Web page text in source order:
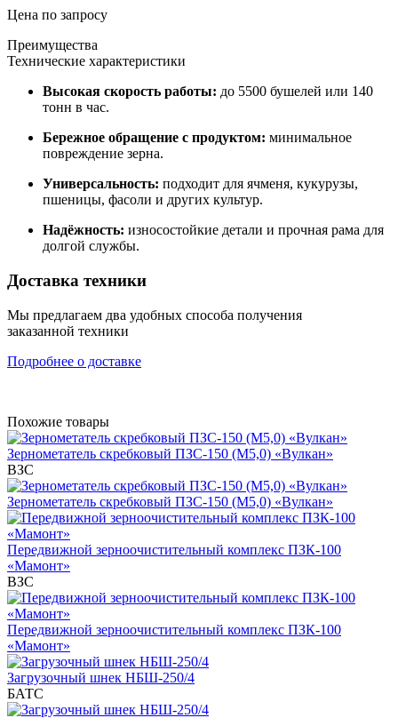
Цена по запросу
Преимущества
Технические характеристики
Высокая скорость работы: до 5500 бушелей или 140
тонн в час.
Бережное обращение с продуктом: минимальное
повреждение зерна.
Универсальность: подходит для ячменя, кукурузы,
пшеницы, фасоли и других культур.
Надёжность: износостойкие детали и прочная рама для
долгой службы.
Доставка техники
Мы предлагаем два удобных способа получения
заказанной техники
Подробнее о доставке
Похожие товары
Зернометатель скребковый ПЗС-150 (М5,0) «Вулкан»
ВЗС
Зернометатель скребковый ПЗС-150 (М5,0) «Вулкан»
Передвижной зерноочистительный комплекс ПЗК-100
«Мамонт»
ВЗС
Передвижной зерноочистительный комплекс ПЗК-100
«Мамонт»
Загрузочный шнек НБШ-250/4
БАТС